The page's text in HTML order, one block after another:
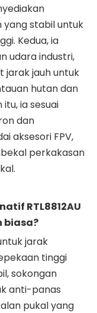
yang stabil untuk
Kedua, ia
udara industri,
jarak jauh untuk
hutan dan
ia sesuai
dan
aksesori FPV,
perkakasan
RTL8812AU
biasa?
jarak
tinggi
sokongan
anti-panas
pukal yang